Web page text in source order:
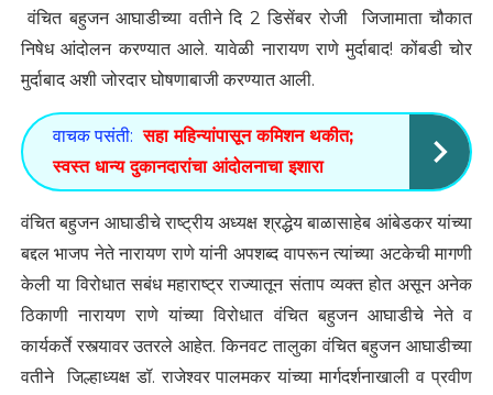
वंचित बहुजन आघाडीच्या वतीने दि 2 डिसेंबर रोजी जिजामाता चौकात
निषेध आंदोलन करण्यात आले. यावेळी नारायण राणे मुर्दाबाद! कोंबडी चोर
मुर्दाबाद अशी जोरदार घोषणाबाजी करण्यात आली.
वाचक पसंती: सहा महिन्यांपासून कमिशन थकीत;
स्वस्त धान्य दुकानदारांचा आंदोलनाचा इशारा
वंचित बहुजन आघाडीचे राष्ट्रीय अध्यक्ष श्रद्धेय बाळासाहेब आंबेडकर यांच्या
बद्दल भाजप नेते नारायण राणे यांनी अपशब्द वापरून त्यांच्या अटकेची मागणी
केली या विरोधात सबंध महाराष्ट्र राज्यातून संताप व्यक्त होत असून अनेक
ठिकाणी नारायण राणे यांच्या विरोधात वंचित बहुजन आघाडीचे नेते व
कार्यकर्ते रस्त्यावर उतरले आहेत. किनवट तालुका वंचित बहुजन आघाडीच्या
वतीने जिल्हाध्यक्ष डॉ. राजेश्वर पालमकर यांच्या मार्गदर्शनाखाली व प्रवीण